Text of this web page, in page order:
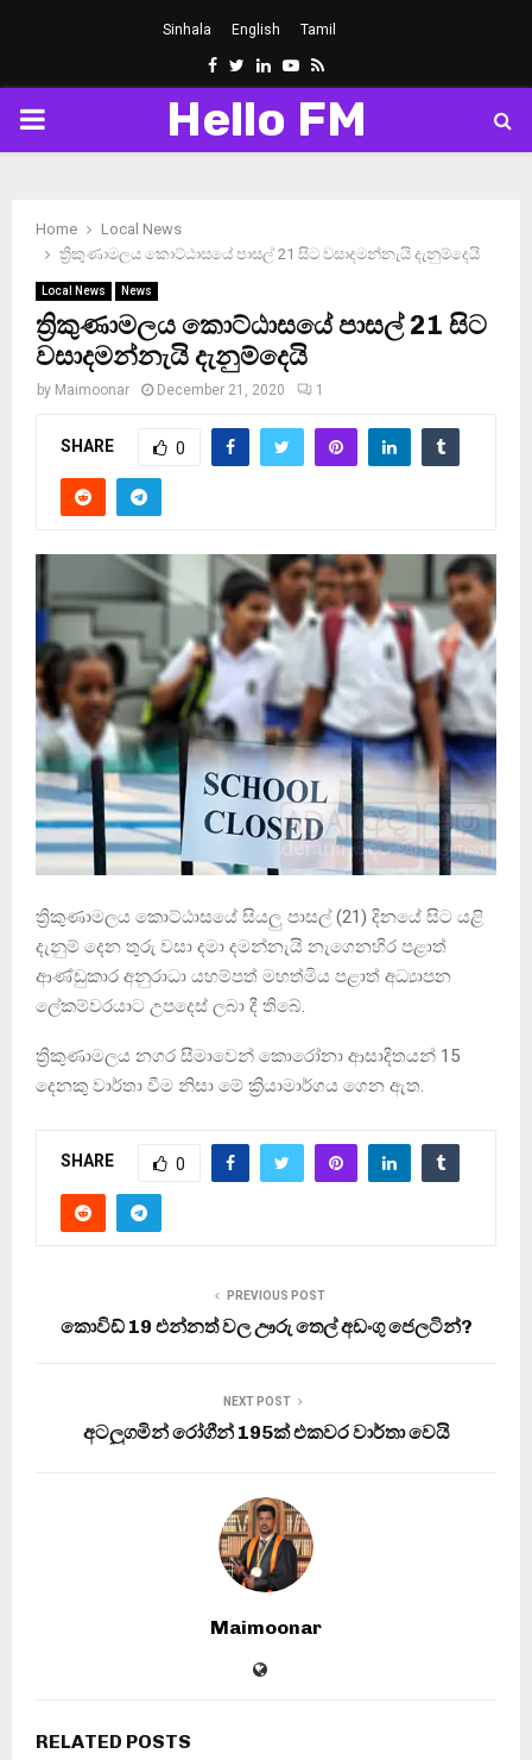
Sinhala English Tamil
Facebook
Twitter
LinkedinYoutube
Rss
PRIMARY
Hello FM
Home
Local News
ත්‍රිකුණාමලය කොට්ඨාසයේ පාසල් 21 සිට වසාදමන්නැයි දැනුම්දෙයි
Local News News
ත්‍රිකුණාමලය කොට්ඨාසයේ පාසල් 21 සිට
වසාදමන්නැයි දැනුම්දෙයි
by Maimoonar December 21, 2020 1
SHARE 0
‍ත්‍රිකුණාමලය කොට්ඨාසයේ සියලු පාසල් (21) දිනයේ සිට යළි
දැනුම් දෙන තුරු වසා දමා දමන්නැයි නැගෙනහිර පළාත්
ආණ්ඩුකාර අනුරාධා යහම්පත් මහත්මිය පළාත් අධ්‍යාපන
ලේකම්වරයාට උපදෙස් ලබා දී තිබේ.
ත්‍රිකුණාමලය නගර සීමාවෙන් කොරෝනා ආසාදිතයන් 15
දෙනකු වාර්තා වීම නිසා මේ ක්‍රියාමාර්ගය ගෙන ඇත.
SHARE 0
PREVIOUS POST
කොවිඩ් 19 එන්නත් වල ඌරු තෙල් අඩංගු ජෙලටින්?
NEXT POST
අටලුගමින් රෝගීන් 195ක් එකවර වාර්තා වෙයි
Maimoonar
RELATED POSTS